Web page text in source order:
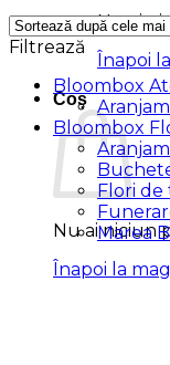
Nu ai
Înapoi
Coș
Nu ai niciun
Înapoi la
Filtrează
Bloombox
Bloombox
Flori de
Marea